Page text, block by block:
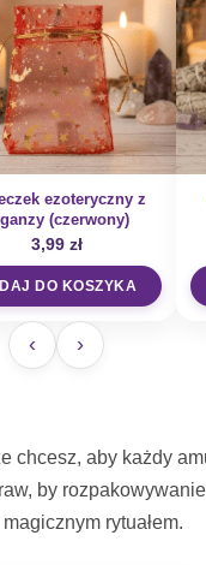
ezoteryczny z
(czerwony)
3,99 zł
DO KOSZYKA
‹ ›
chcesz, aby każdy
by
rytuałem.